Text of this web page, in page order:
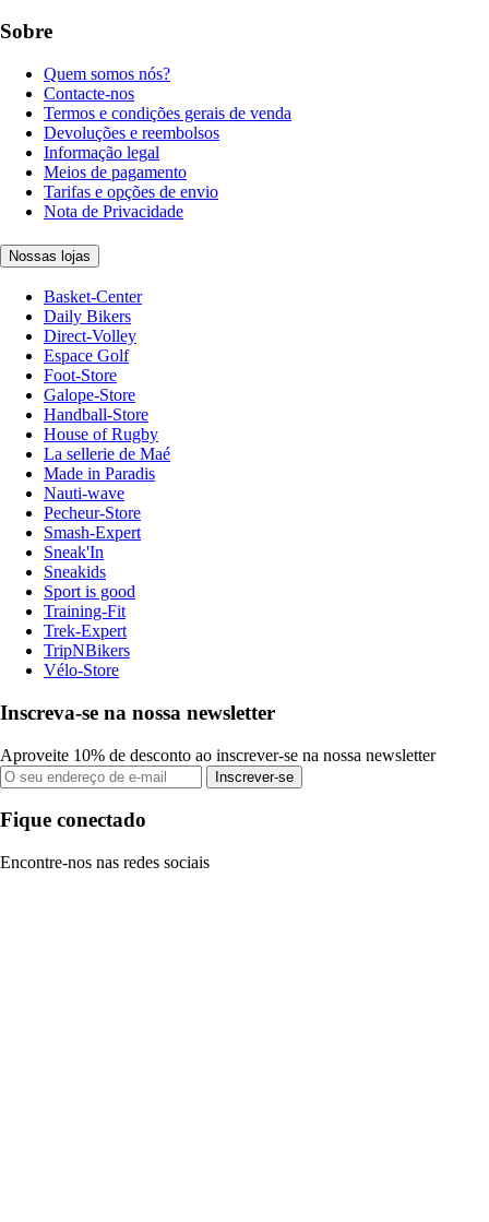
Sobre
Quem somos nós?
Contacte-nos
Termos e condições gerais de venda
Devoluções e reembolsos
Informação legal
Meios de pagamento
Tarifas e opções de envio
Nota de Privacidade
Nossas lojas
Basket-Center
Daily Bikers
Direct-Volley
Espace Golf
Foot-Store
Galope-Store
Handball-Store
House of Rugby
La sellerie de Maé
Made in Paradis
Nauti-wave
Pecheur-Store
Smash-Expert
Sneak'In
Sneakids
Sport is good
Training-Fit
Trek-Expert
TripNBikers
Vélo-Store
Inscreva-se na nossa newsletter
Aproveite 10% de desconto ao inscrever-se na nossa newsletter
Inscrever-se
Fique conectado
Encontre-nos nas redes sociais